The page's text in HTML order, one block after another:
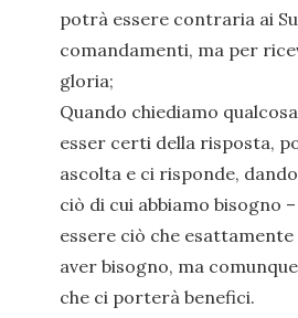
potrà essere contraria ai
comandamenti, ma per
gloria;
Quando chiediamo
esser certi della risposta,
ascolta e ci risponde,
ciò di cui abbiamo bisogno
essere ciò che
aver bisogno, ma
che ci porterà benefici.